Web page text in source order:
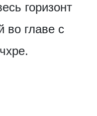
горизонт
во главе с